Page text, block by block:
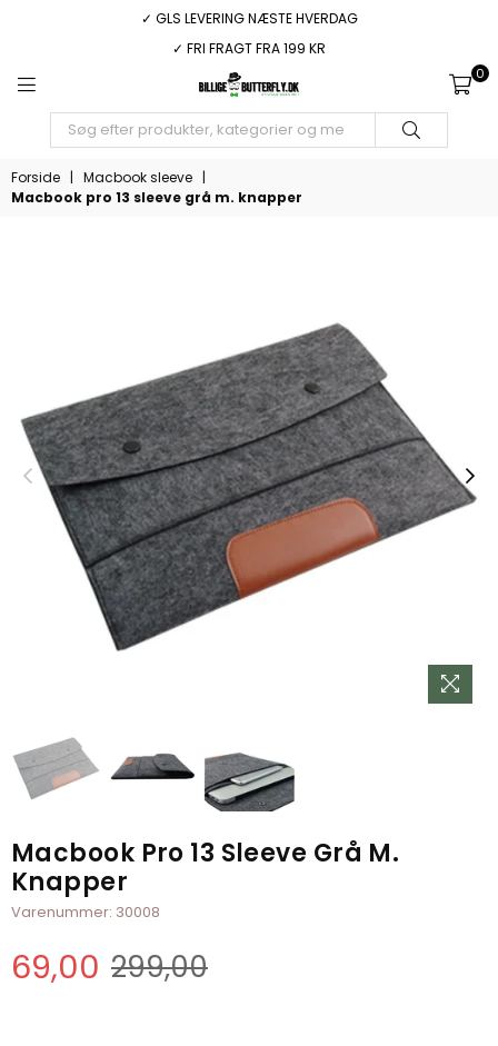
✓ GLS LEVERING NÆSTE HVERDAG
✓ FRI FRAGT FRA 199 KR
BILLIGEBUTTERFLY.DK
0
Forside | Macbook sleeve |
Macbook pro 13 sleeve grå m. knapper
Macbook Pro 13 Sleeve Grå M.
Knapper
Varenummer: 30008
Normal
69,00 299,00